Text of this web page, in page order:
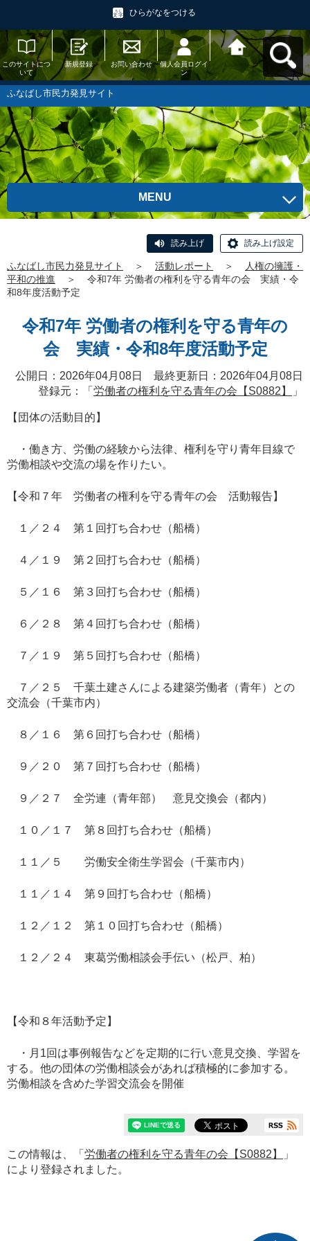
ひらがなをつける
このサイトにつ
いて
新規登録 お問い合わせ
個人会員ログイ
ン
ふなばし市民力
発見サイトへ戻
る
ふなばし市民力発見サイト
MENU
読み上げ 読み上げ設定
ふなばし市民力発見サイト ＞ 活動レポート ＞
人権の擁護・
平和の推進
＞
令和7年 労働者の権利を守る青年の会 実績・令
和8年度活動予定
令和7年 労働者の権利を守る青年の
会 実績・令和8年度活動予定
公開日：2026年04月08日 最終更新日：2026年04月08日
登録元：「 労働者の権利を守る青年の会【S0882】 」
【団体の活動目的】
・働き方、労働の経験から法律、権利を守り青年目線で
労働相談や交流の場を作りたい。
【令和７年 労働者の権利を守る青年の会 活動報告】
１／２４ 第１回打ち合わせ（船橋）
４／１９ 第２回打ち合わせ（船橋）
５／１６ 第３回打ち合わせ（船橋）
６／２８ 第４回打ち合わせ（船橋）
７／１９ 第５回打ち合わせ（船橋）
７／２５ 千葉土建さんによる建築労働者（青年）との
交流会（千葉市内）
８／１６ 第６回打ち合わせ（船橋）
９／２０ 第７回打ち合わせ（船橋）
９／２７ 全労連（青年部） 意見交換会（都内）
１０／１７ 第８回打ち合わせ（船橋）
１１／５ 労働安全衛生学習会（千葉市内）
１１／１４ 第９回打ち合わせ（船橋）
１２／１２ 第１０回打ち合わせ（船橋）
１２／２４ 東葛労働相談会手伝い（松戸、柏）
【令和８年活動予定】
・月1回は事例報告などを定期的に行い意見交換、学習を
する。他の団体の労働相談会があれば積極的に参加する。
労働相談を含めた学習交流会を開催
この情報は、「 労働者の権利を守る青年の会【S0882】
」
により登録されました。